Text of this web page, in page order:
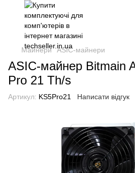
Майнери ASIC-майнери
ASIC-майнер Bitmain
Pro 21 Th/s
Артикул: KS5Pro21 Написати відгук